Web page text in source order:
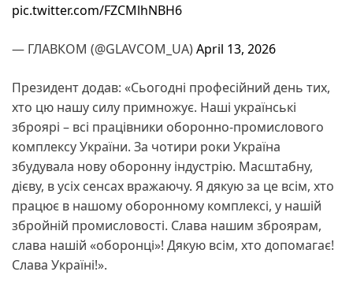
pic.twitter.com/FZCMlhNBH6
— ГЛАВКОМ (@GLAVCOM_UA)April 13, 2026
Президент додав: «Сьогодні професійний день тих,
хто цю нашу силу примножує. Наші українські
зброярі – всі працівники оборонно-промислового
комплексу України. За чотири роки Україна
збудувала нову оборонну індустрію. Масштабну,
дієву, в усіх сенсах вражаючу. Я дякую за це всім, хто
працює в нашому оборонному комплексі, у нашій
збройній промисловості. Слава нашим зброярам,
слава нашій «оборонці»! Дякую всім, хто допомагає!
Слава Україні!».